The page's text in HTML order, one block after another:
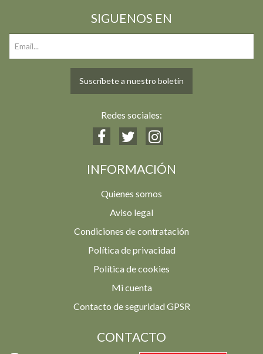
SIGUENOS EN
Suscríbete a nuestro boletín
Redes sociales:
INFORMACIÓN
Quienes somos
Aviso legal
Condiciones de contratación
Política de privacidad
Política de cookies
Mi cuenta
Contacto de seguridad GPSR
CONTACTO